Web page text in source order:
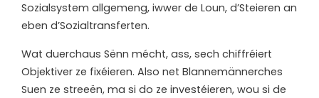
Sozialsystem allgemeng, iwwer de Loun, d’Steieren an
eben d’Sozialtransferten.
Wat duerchaus Sënn mécht, ass, sech chiffréiert
Objektiver ze fixéieren. Also net Blannemännerches
Suen ze streeën, ma si do ze investéieren, wou si de